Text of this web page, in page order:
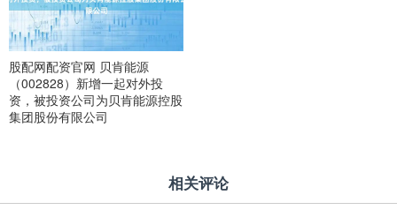
股配网配资官网 贝肯能源
（002828）新增一起对外投
资，被投资公司为贝肯能源控股
集团股份有限公司
相关评论